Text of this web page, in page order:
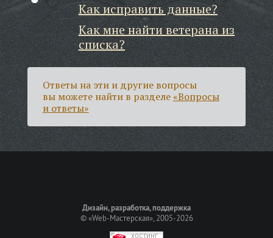
Как исправить данные?
Как мне найти ветерана из
списка?
Ответы на эти и другие вопросы
вы можете найти в разделе«Вопросы
и ответы»
Дизайн, разработка, поддержка
©«Web-Мастерская», 2005-2026